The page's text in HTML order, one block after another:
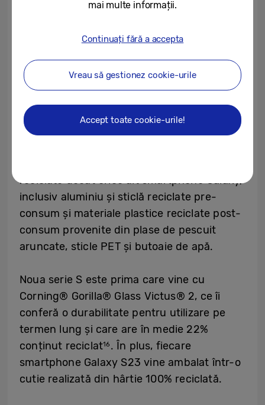
tehnologia premium care poate îmbogăți
planetă mai sănătoasă. Începând cu seria
Galaxy S22, Samsung Galaxy crește
cantitatea de materiale reciclate utilizate în
componente interne ale Galaxy S22 Ultra, la
12 componente interne și externe ale Galaxy
reciclate decât orice alt smartphone Galaxy,
inclusiv aluminiu și sticlă reciclate pre-
consum și materiale plastice reciclate post-
consum provenite din plase de pescuit
aruncate, sticle PET și butoaie de apă.
Noua serie S este prima care vine cu
Corning® Gorilla® Glass Victus® 2, ce îi
conferă o durabilitate pentru utilizare pe
termen lung și care are în medie 22%
conținut reciclat16 . În plus, fiecare
smartphone Galaxy S23 vine ambalat într-o
cutie realizată din hârtie 100% reciclată.
mai multe informații.
Continuați fără a accepta
Vreau să gestionez cookie-urile
Accept toate cookie-urile!